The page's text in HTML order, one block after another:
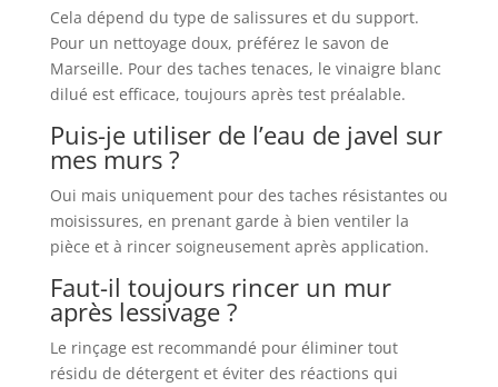
Cela dépend du type de salissures et du support.
Pour un nettoyage doux, préférez le savon de
Marseille. Pour des taches tenaces, le vinaigre blanc
dilué est efficace, toujours après test préalable.
Puis-je utiliser de l’eau de javel sur
mes murs ?
Oui mais uniquement pour des taches résistantes ou
moisissures, en prenant garde à bien ventiler la
pièce et à rincer soigneusement après application.
Faut-il toujours rincer un mur
après lessivage ?
Le rinçage est recommandé pour éliminer tout
résidu de détergent et éviter des réactions qui